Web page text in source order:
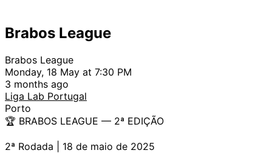
Brabos League
Brabos League
Monday, 18 May at 7:30 PM
3 months ago
Liga Lab Portugal
Porto
🏆 BRABOS LEAGUE — 2ª EDIÇÃO
2ª Rodada | 18 de maio de 2025